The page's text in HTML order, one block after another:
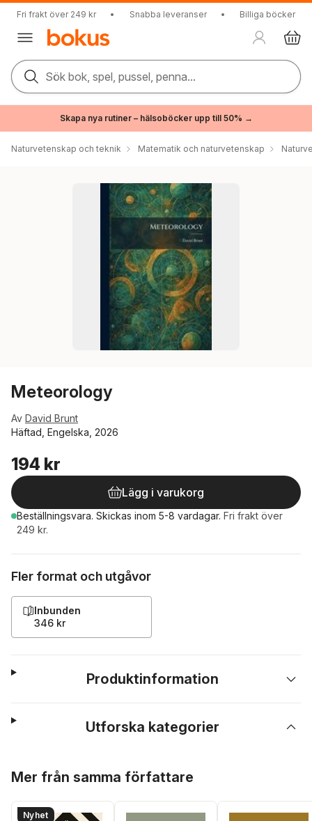
Fri frakt över 249 kr • Snabba leveranser • Billiga böcker
Sök bok, spel, pussel, penna...
Skapa nya rutiner – hälsoböcker upp till 50% →
Naturvetenskap och teknik Matematik och naturvetenskap
Meteorology
Av David Brunt
Häftad, Engelska, 2026
194 kr
Lägg i varukorg
Beställningsvara. Skickas inom 5-8 vardagar. Fri frakt över
249 kr.
Fler format och utgåvor
Inbunden
346 kr
Produktinformation
Utforska kategorier
Mer från samma författare
Nyhet